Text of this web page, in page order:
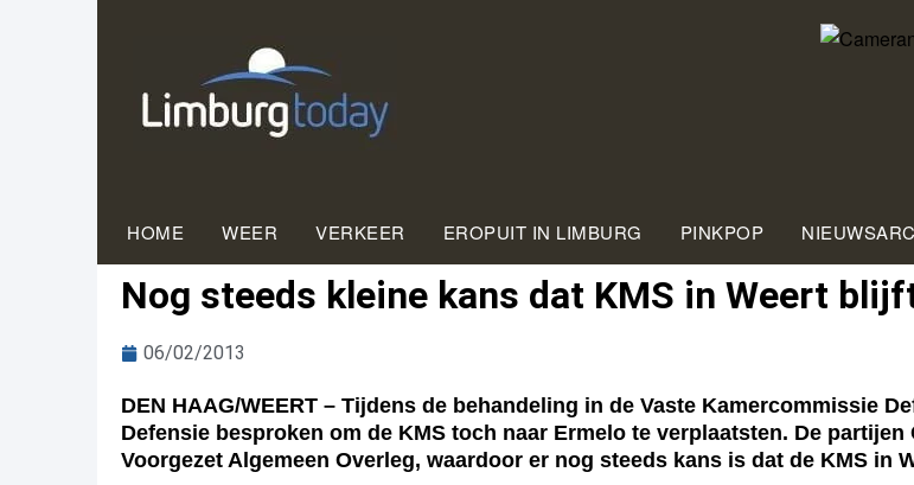
HOME WEER VERKEER EROPUIT IN LIMBURG PINKPOP
Nog steeds kleine kans dat KMS in Weert
06/02/2013
DEN HAAG/WEERT – Tijdens de behandeling in de Vaste Kamercommissie
Defensie besproken om de KMS toch naar Ermelo te verplaatsten. De partijen
Voorgezet Algemeen Overleg, waardoor er nog steeds kans is dat de KMS in